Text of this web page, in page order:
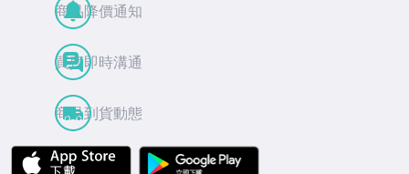
商品降價通知
買賣即時溝通
商品到貨動態
APP Store